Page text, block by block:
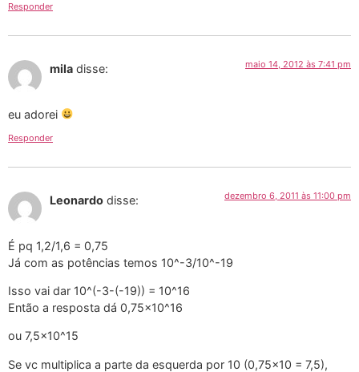
Responder
mila disse: maio 14, 2012 às 7:41 pm
eu adorei
Responder
Leonardo disse: dezembro 6, 2011 às 11:00 pm
É pq 1,2/1,6 = 0,75
Já com as potências temos 10^-3/10^-19
Isso vai dar 10^(-3-(-19)) = 10^16
Então a resposta dá 0,75×10^16
ou 7,5×10^15
Se vc multiplica a parte da esquerda por 10 (0,75×10 = 7,5),